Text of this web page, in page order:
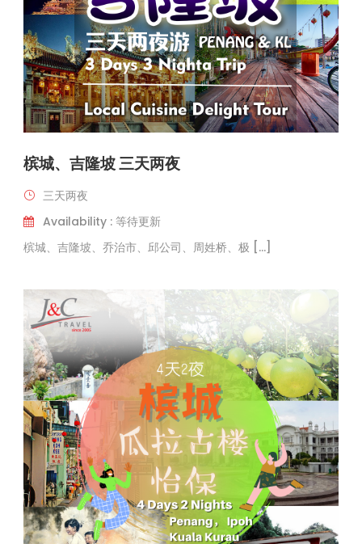
槟城、吉隆坡 三天两夜
三天两夜
Availability : 等待更新
槟城、吉隆坡、乔治市、邱公司、周姓桥、极 […]